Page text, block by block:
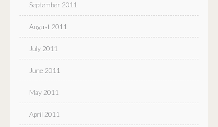
September 2011
August 2011
July 2011
June 2011
May 2011
April 2011